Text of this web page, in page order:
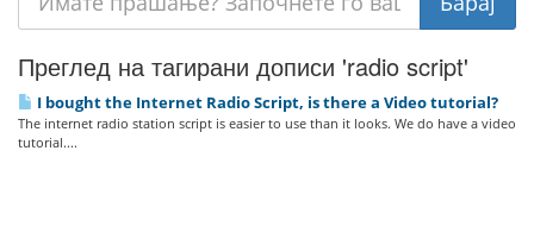
Преглед на тагирани дописи 'radio script'
I bought the Internet Radio Script, is there a Video tutorial?
The internet radio station script is easier to use than it looks. We do have a video
tutorial....